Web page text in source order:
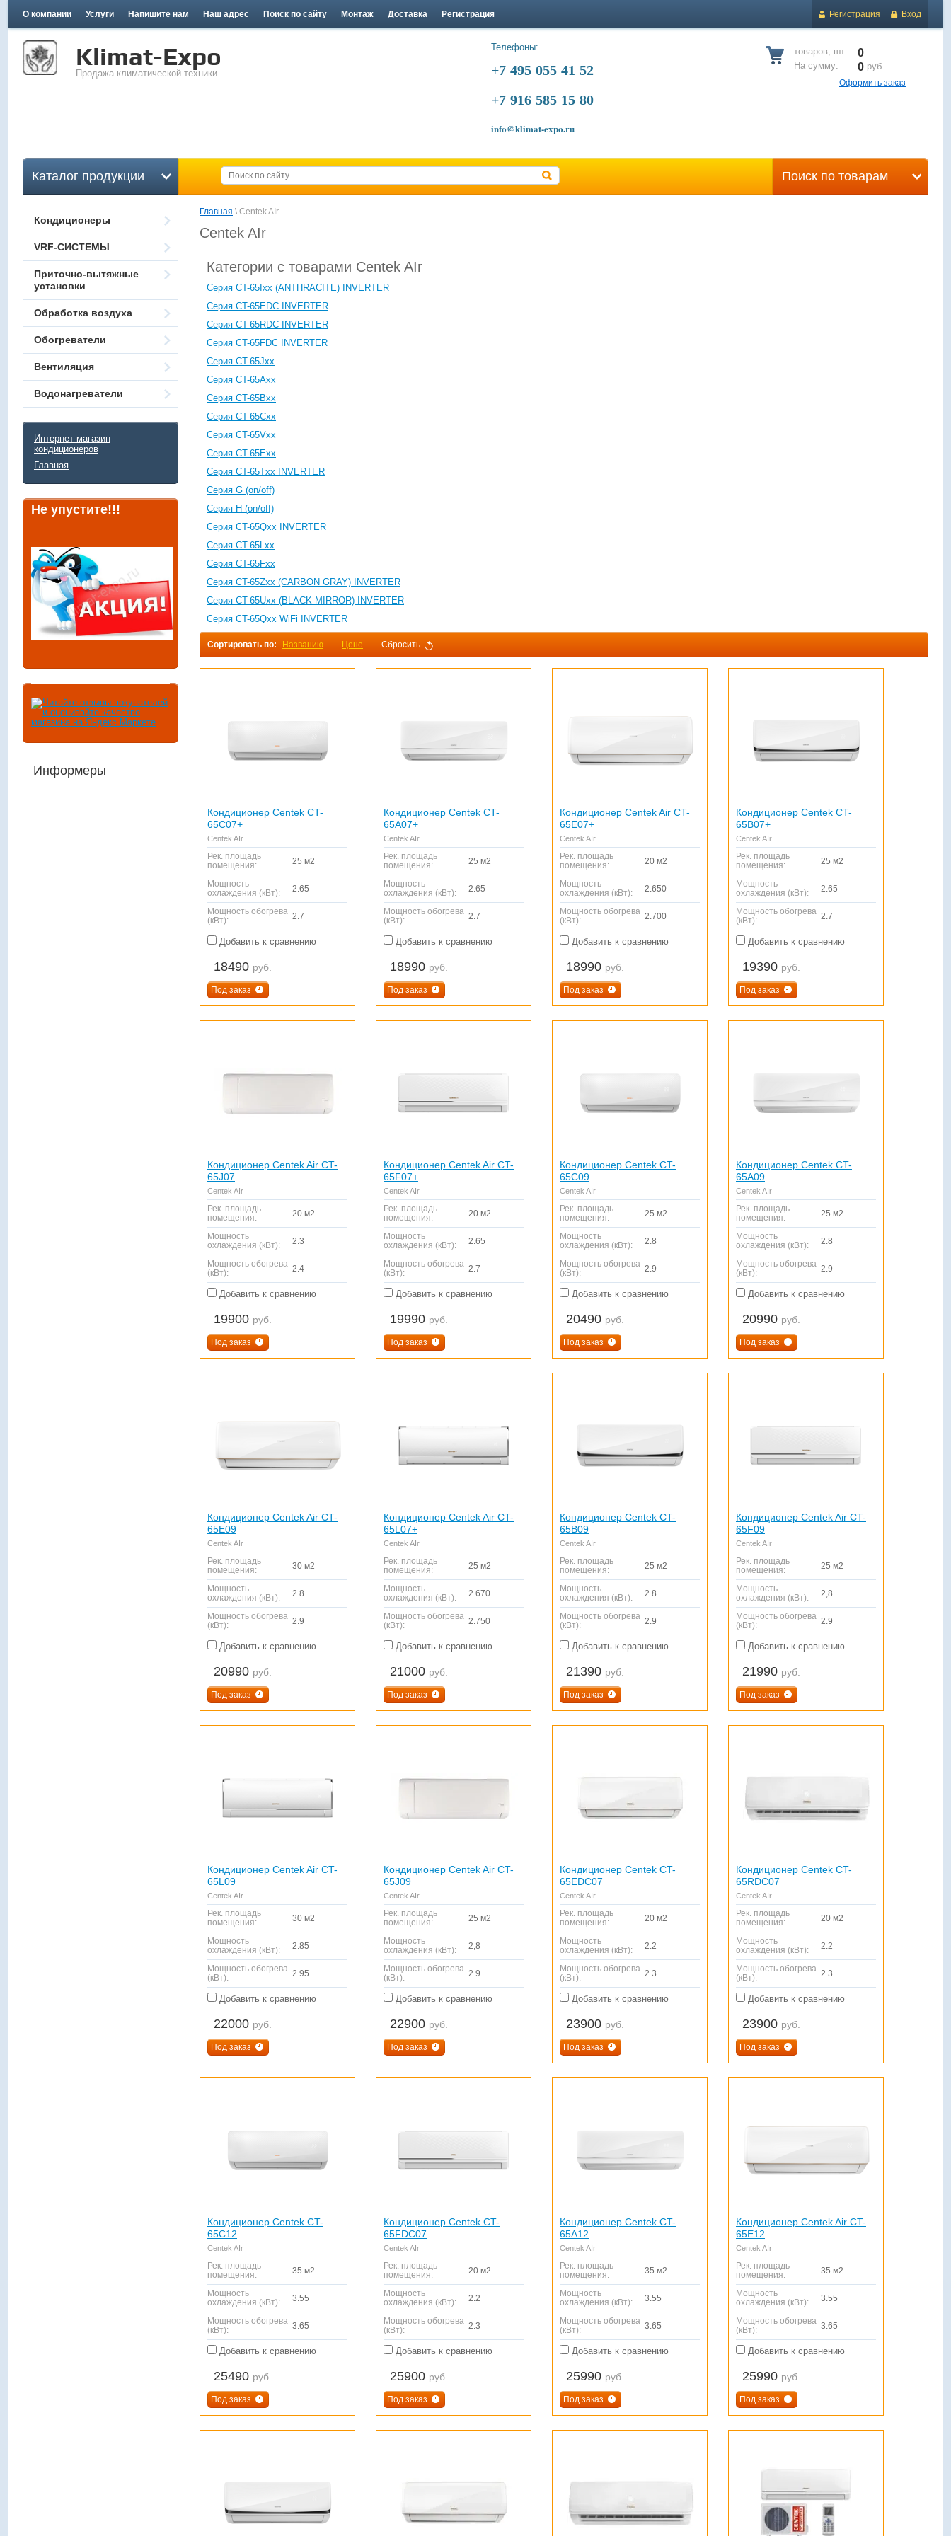
Регистрация Вход
О компании Услуги Напишите нам Наш адрес Поиск по сайту Монтаж Доставка Регистрация
Klimat-Expo
Продажа климатической техники
Телефоны:
+7 495 055 41 52
+7 916 585 15 80
info@klimat-expo.ru
товаров, шт.: 0
На сумму: 0 руб.
Оформить заказ
Поиск по товарам
Каталог продукции
Кондиционеры
VRF-СИСТЕМЫ
Приточно-вытяжные
установки
Обработка воздуха
Обогреватели
Вентиляция
Водонагреватели
Интернет магазин
кондиционеров
Главная
Не упустите!!!
Информеры
Главная \ Centek AIr
Centek AIr
Категории с товарами Centek AIr
Серия CT-65Ixx (ANTHRACITE) INVERTER
Серия CT-65ЕDC INVERTER
Серия CT-65RDC INVERTER
Серия CT-65FDC INVERTER
Серия CT-65Jxx
Серия CT-65Axx
Серия CT-65Bxx
Серия CT-65Cxx
Серия CT-65Vxx
Серия CT-65Exx
Серия CT-65Txx INVERTER
Серия G (on/off)
Серия H (on/off)
Серия CT-65Qxx INVERTER
Серия CT-65Lxx
Серия CT-65Fxx
Серия CT-65Zxx (CARBON GRAY) INVERTER
Серия CT-65Uxx (BLACK MIRROR) INVERTER
Серия CT-65Qxx WiFi INVERTER
Сортировать по: Названию Цене Сбросить
Кондиционер Centek CT-
65C07+
Centek AIr
Рек. площадь
помещения:
25 м2
Мощность
охлаждения (кВт):
2.65
Мощность обогрева
(кВт):
2.7
Добавить к сравнению
18490 руб.
Под заказ
Кондиционер Centek CT-
65A07+
Centek AIr
Рек. площадь
помещения:
25 м2
Мощность
охлаждения (кВт):
2.65
Мощность обогрева
(кВт):
2.7
Добавить к сравнению
18990 руб.
Под заказ
Кондиционер Centek Air CT-
65E07+
Centek AIr
Рек. площадь
помещения:
20 м2
Мощность
охлаждения (кВт):
2.650
Мощность обогрева
(кВт):
2.700
Добавить к сравнению
18990 руб.
Под заказ
Кондиционер Centek CT-
65B07+
Centek AIr
Рек. площадь
помещения:
25 м2
Мощность
охлаждения (кВт):
2.65
Мощность обогрева
(кВт):
2.7
Добавить к сравнению
19390 руб.
Под заказ
Кондиционер Centek Air CT-
65J07
Centek AIr
Рек. площадь
помещения:
20 м2
Мощность
охлаждения (кВт):
2.3
Мощность обогрева
(кВт):
2.4
Добавить к сравнению
19900 руб.
Под заказ
Кондиционер Centek Air CT-
65F07+
Centek AIr
Рек. площадь
помещения:
20 м2
Мощность
охлаждения (кВт):
2.65
Мощность обогрева
(кВт):
2.7
Добавить к сравнению
19990 руб.
Под заказ
Кондиционер Centek CT-
65C09
Centek AIr
Рек. площадь
помещения:
25 м2
Мощность
охлаждения (кВт):
2.8
Мощность обогрева
(кВт):
2.9
Добавить к сравнению
20490 руб.
Под заказ
Кондиционер Centek CT-
65A09
Centek AIr
Рек. площадь
помещения:
25 м2
Мощность
охлаждения (кВт):
2.8
Мощность обогрева
(кВт):
2.9
Добавить к сравнению
20990 руб.
Под заказ
Кондиционер Centek Air CT-
65E09
Centek AIr
Рек. площадь
помещения:
30 м2
Мощность
охлаждения (кВт):
2.8
Мощность обогрева
(кВт):
2.9
Добавить к сравнению
20990 руб.
Под заказ
Кондиционер Centek Air CT-
65L07+
Centek AIr
Рек. площадь
помещения:
25 м2
Мощность
охлаждения (кВт):
2.670
Мощность обогрева
(кВт):
2.750
Добавить к сравнению
21000 руб.
Под заказ
Кондиционер Centek CT-
65B09
Centek AIr
Рек. площадь
помещения:
25 м2
Мощность
охлаждения (кВт):
2.8
Мощность обогрева
(кВт):
2.9
Добавить к сравнению
21390 руб.
Под заказ
Кондиционер Centek Air CT-
65F09
Centek AIr
Рек. площадь
помещения:
25 м2
Мощность
охлаждения (кВт):
2,8
Мощность обогрева
(кВт):
2.9
Добавить к сравнению
21990 руб.
Под заказ
Кондиционер Centek Air CT-
65L09
Centek AIr
Рек. площадь
помещения:
30 м2
Мощность
охлаждения (кВт):
2.85
Мощность обогрева
(кВт):
2.95
Добавить к сравнению
22000 руб.
Под заказ
Кондиционер Centek Air CT-
65J09
Centek AIr
Рек. площадь
помещения:
25 м2
Мощность
охлаждения (кВт):
2,8
Мощность обогрева
(кВт):
2.9
Добавить к сравнению
22900 руб.
Под заказ
Кондиционер Centek CT-
65EDC07
Centek AIr
Рек. площадь
помещения:
20 м2
Мощность
охлаждения (кВт):
2.2
Мощность обогрева
(кВт):
2.3
Добавить к сравнению
23900 руб.
Под заказ
Кондиционер Centek CT-
65RDC07
Centek AIr
Рек. площадь
помещения:
20 м2
Мощность
охлаждения (кВт):
2.2
Мощность обогрева
(кВт):
2.3
Добавить к сравнению
23900 руб.
Под заказ
Кондиционер Centek CT-
65C12
Centek AIr
Рек. площадь
помещения:
35 м2
Мощность
охлаждения (кВт):
3.55
Мощность обогрева
(кВт):
3.65
Добавить к сравнению
25490 руб.
Под заказ
Кондиционер Centek CT-
65FDC07
Centek AIr
Рек. площадь
помещения:
20 м2
Мощность
охлаждения (кВт):
2.2
Мощность обогрева
(кВт):
2.3
Добавить к сравнению
25900 руб.
Под заказ
Кондиционер Centek CT-
65A12
Centek AIr
Рек. площадь
помещения:
35 м2
Мощность
охлаждения (кВт):
3.55
Мощность обогрева
(кВт):
3.65
Добавить к сравнению
25990 руб.
Под заказ
Кондиционер Centek Air CT-
65E12
Centek AIr
Рек. площадь
помещения:
35 м2
Мощность
охлаждения (кВт):
3.55
Мощность обогрева
(кВт):
3.65
Добавить к сравнению
25990 руб.
Под заказ